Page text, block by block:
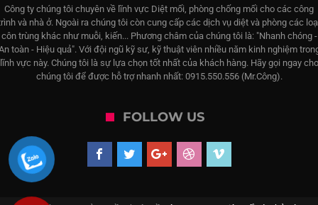
Công ty chúng tôi chuyên về lĩnh vực Diệt mối, phòng chống mối cho các công
và nhà ở. Ngoài ra chúng tôi còn cung cấp các dịch vụ diệt và phòng các
côn trùng khác như muỗi, kiến... Phương châm của chúng tôi là: "Nhanh chóng -
toàn - Hiệu quả". Với đội ngũ kỹ sư, kỹ thuật viên nhiều năm kinh nghiệm
lĩnh vực này. Chúng tôi là sự lựa chọn tốt nhất của khách hàng. Hãy gọi ngay cho
chúng tôi để được hỗ trợ nhanh nhất: 0915.550.556 (Mr.Công).
FOLLOW US